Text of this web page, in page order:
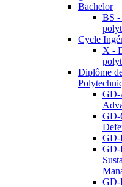
Bachelor
BS -
Cycle
X -
Diplôme
GD-
GD-
GD-
GD-
GD-